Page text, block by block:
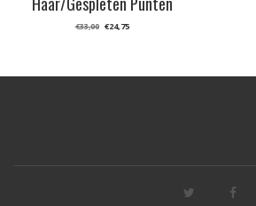
€33,00 Oorspronkelijke
prijs
€24,75Huidige